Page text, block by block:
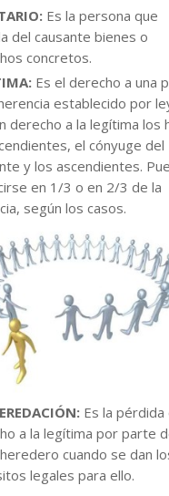
Es la persona que
del causante bienes o
concretos.
Es el derecho a una
establecido por
derecho a la legítima los
el cónyuge del
y los ascendientes.
en 1/3 o en 2/3 de la
según los casos.
Es la pérdida
a la legítima por parte
cuando se dan
legales para ello.